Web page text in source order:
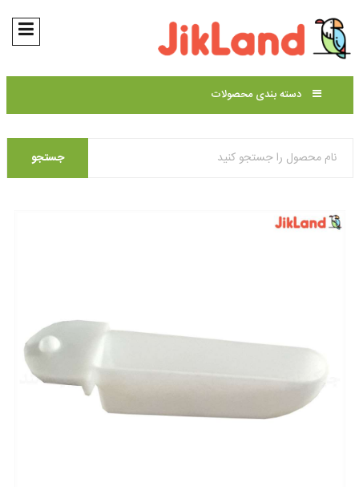
دسته بندی محصولات
جستجو